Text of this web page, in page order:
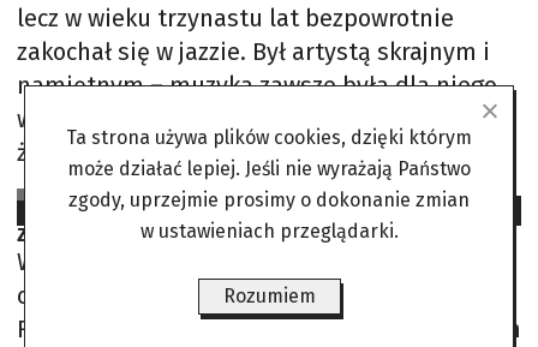
lecz w wieku trzynastu lat bezpowrotnie
zakochał się w jazzie. Był artystą skrajnym i
namiętnym – muzyka zawsze była dla niego
ważniejsza niż stabilizacja. Czterokrotnie
żonaty, nieustannie w
2024-03-26
Zofia Kucówna. Aktorka i pisarka z wielką charyzmą
W latach 80. spędzałem wakacje w wynajętej
chacie stojącej na wzgórzu nad Zalewem
Rożnowskim. W te piękne okolice zapraszałem
Ta strona używa plików cookies, dzięki którym
może działać lepiej. Jeśli nie wyrażają Państwo
zgody, uprzejmie prosimy o dokonanie zmian
w ustawieniach przeglądarki.
Rozumiem